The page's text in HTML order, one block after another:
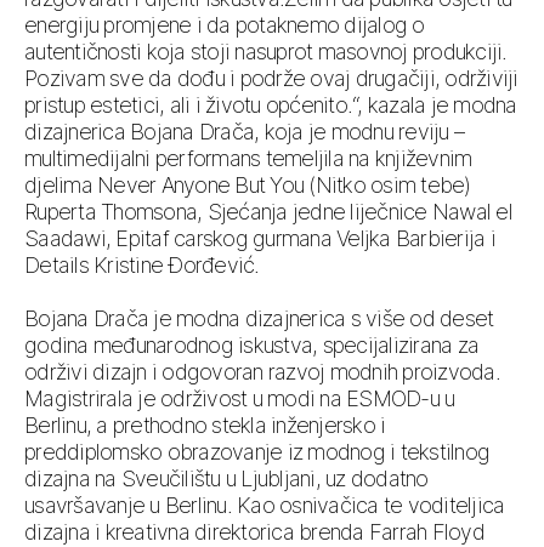
energiju promjene i da potaknemo dijalog o
autentičnosti koja stoji nasuprot masovnoj produkciji.
Pozivam sve da dođu i podrže ovaj drugačiji, održiviji
pristup estetici, ali i životu općenito.“, kazala je modna
dizajnerica Bojana Drača, koja je modnu reviju –
multimedijalni performans temeljila na književnim
djelima Never Anyone But You (Nitko osim tebe)
Ruperta Thomsona, Sjećanja jedne liječnice Nawal el
Saadawi, Epitaf carskog gurmana Veljka Barbierija i
Details Kristine Đorđević.
Bojana Drača je modna dizajnerica s više od deset
godina međunarodnog iskustva, specijalizirana za
održivi dizajn i odgovoran razvoj modnih proizvoda.
Magistrirala je održivost u modi na ESMOD-u u
Berlinu, a prethodno stekla inženjersko i
preddiplomsko obrazovanje iz modnog i tekstilnog
dizajna na Sveučilištu u Ljubljani, uz dodatno
usavršavanje u Berlinu. Kao osnivačica te voditeljica
dizajna i kreativna direktorica brenda Farrah Floyd